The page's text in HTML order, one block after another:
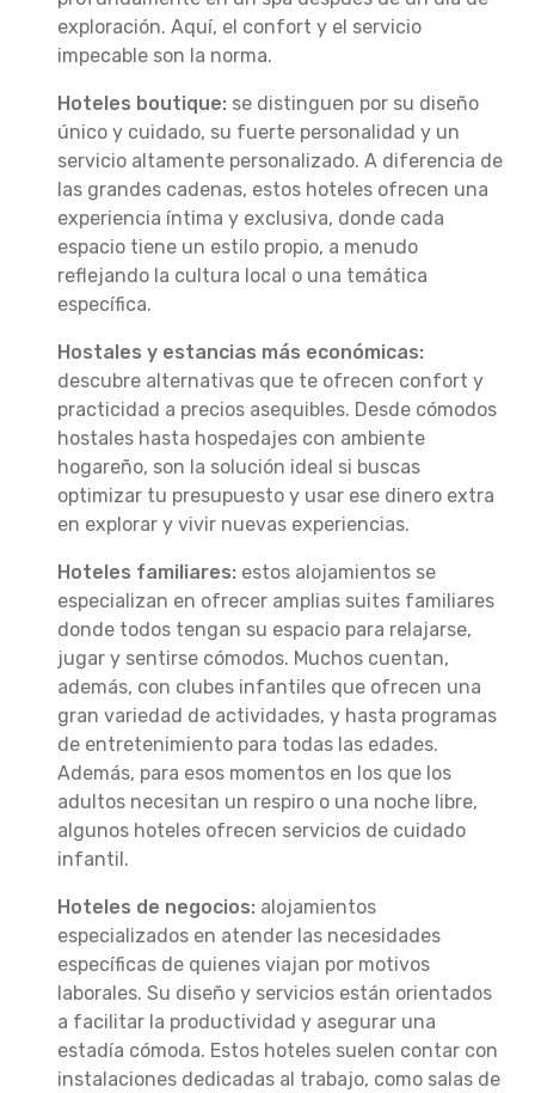
exploración. Aquí, el confort y el servicio
impecable son la norma.
Hoteles boutique: se distinguen por su diseño
único y cuidado, su fuerte personalidad y un
servicio altamente personalizado. A diferencia de
las grandes cadenas, estos hoteles ofrecen una
experiencia íntima y exclusiva, donde cada
espacio tiene un estilo propio, a menudo
reflejando la cultura local o una temática
específica.
Hostales y estancias más económicas:
descubre alternativas que te ofrecen confort y
practicidad a precios asequibles. Desde cómodos
hostales hasta hospedajes con ambiente
hogareño, son la solución ideal si buscas
optimizar tu presupuesto y usar ese dinero extra
en explorar y vivir nuevas experiencias.
Hoteles familiares: estos alojamientos se
especializan en ofrecer amplias suites familiares
donde todos tengan su espacio para relajarse,
jugar y sentirse cómodos. Muchos cuentan,
además, con clubes infantiles que ofrecen una
gran variedad de actividades, y hasta programas
de entretenimiento para todas las edades.
Además, para esos momentos en los que los
adultos necesitan un respiro o una noche libre,
algunos hoteles ofrecen servicios de cuidado
infantil.
Hoteles de negocios: alojamientos
especializados en atender las necesidades
específicas de quienes viajan por motivos
laborales. Su diseño y servicios están orientados
a facilitar la productividad y asegurar una
estadía cómoda. Estos hoteles suelen contar con
instalaciones dedicadas al trabajo, como salas de